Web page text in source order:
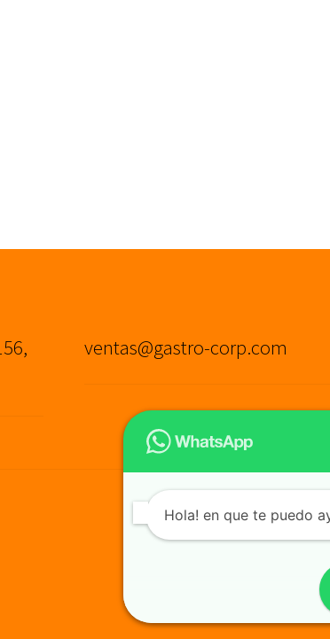
ventas@gastro-corp.com
Hola! en que te puedo